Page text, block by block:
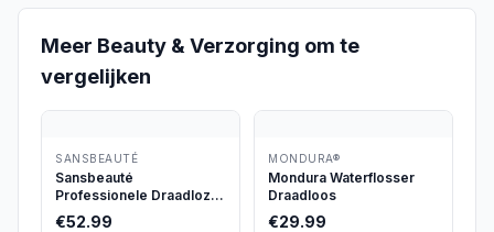
Meer Beauty & Verzorging om te
vergelijken
SANSBEAUTÉ
Sansbeauté
Professionele Draadloze
Tondeuse
€52.99
MONDURA®
Mondura Waterflosser
Draadloos
€29.99